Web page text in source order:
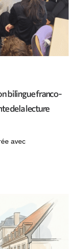
bilingue franco-
de la lecture
avec